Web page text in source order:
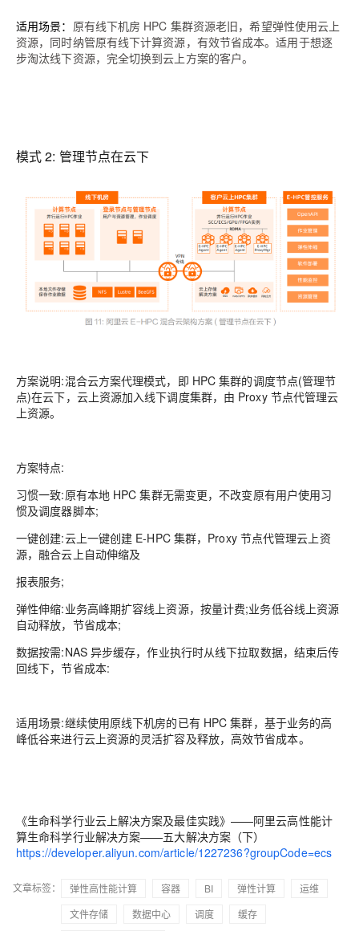
适用场景： 原有线下机房 HPC 集群资源老旧，希望弹性使用云上
资源，同时纳管原有线下计算资源，有效节省成本。适用于想逐
步淘汰线下资源，完全切换到云上方案的客户。
模式 2: 管理节点在云下
方案说明:混合云方案代理模式，即 HPC 集群的调度节点(管理节
点)在云下，云上资源加入线下调度集群，由 Proxy 节点代管理云
上资源。
方案特点:
习惯一致:原有本地 HPC 集群无需变更，不改变原有用户使用习
惯及调度器脚本;
一键创建:云上一键创建 E-HPC 集群，Proxy 节点代管理云上资
源，融合云上自动伸缩及
报表服务;
弹性伸缩:业务高峰期扩容线上资源，按量计费;业务低谷线上资源
自动释放，节省成本;
数据按需:NAS 异步缓存，作业执行时从线下拉取数据，结束后传
回线下，节省成本:
适用场景:继续使用原线下机房的已有 HPC 集群，基于业务的高
峰低谷来进行云上资源的灵活扩容及释放，高效节省成本。
《生命科学行业云上解决方案及最佳实践》——阿里云高性能计
算生命科学行业解决方案——五大解决方案（下）
https://developer.aliyun.com/article/1227236?groupCode=ecs
文章标签： 弹性高性能计算 容器 BI 弹性计算
运维
文件存储
数据中心 调度
缓存